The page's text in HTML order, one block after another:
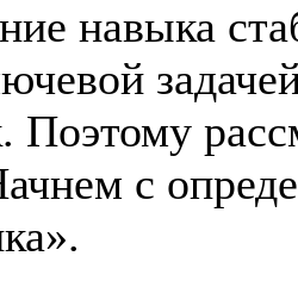
навыка
Поэтому
с